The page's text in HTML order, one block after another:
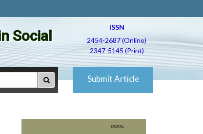
Social
ISSN
2454-2687 (Online)
2347-5145 (Print)
Submit Article